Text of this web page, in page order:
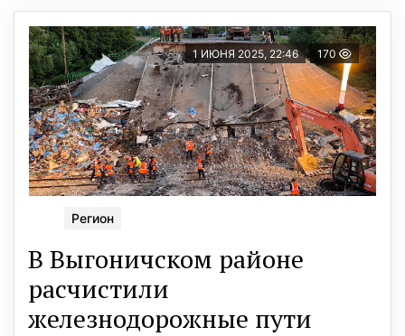
1 ИЮНЯ 2025, 22:46 170
Регион
В Выгоничском районе
расчистили
железнодорожные пути